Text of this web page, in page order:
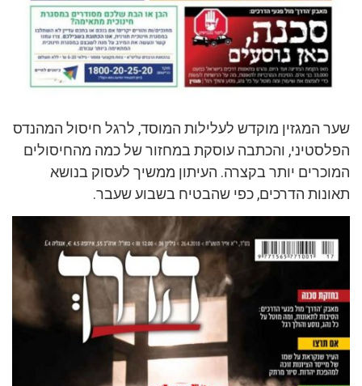
שער המגזין מוקדש לעלילות המוסד, לרגל חיסול המהנדס
הפלסטיני, והכתבה עוסקת במחזור של כמה מהחיסולים
המוכרים יותר בקצרה. העיתון ממשיך לעסוק בנושא
תאונות הדרכים, כפי שהבטיח בשבוע שעבר.